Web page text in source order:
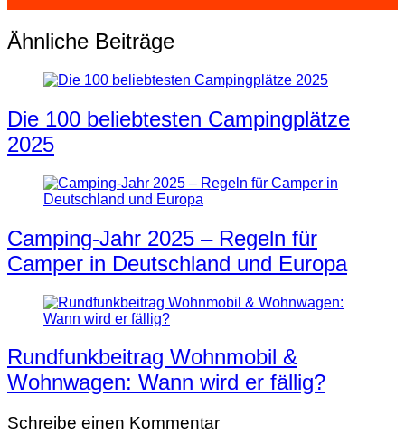
Ähnliche Beiträge
Die 100 beliebtesten Campingplätze
2025
Camping-Jahr 2025 – Regeln für
Camper in Deutschland und Europa
Rundfunkbeitrag Wohnmobil &
Wohnwagen: Wann wird er fällig?
Schreibe einen Kommentar